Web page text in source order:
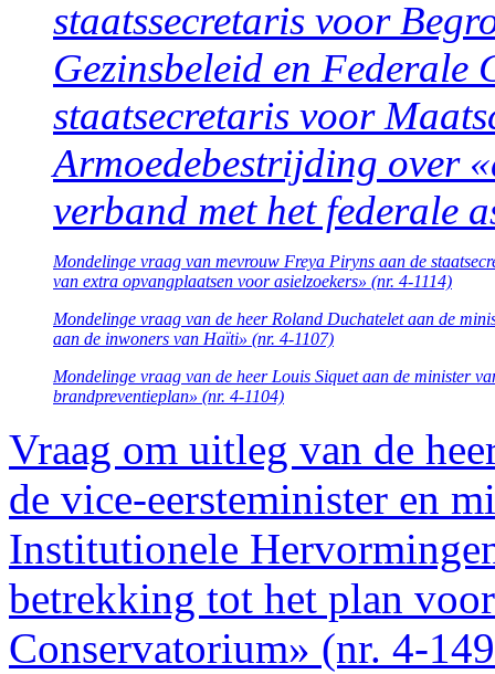
staatssecretaris voor
Gezinsbeleid en Federale
staatsecretaris voor
Armoedebestrijding over
verband met het federale
Mondelinge vraag van mevrouw Freya Piryns aan de
van extra opvangplaatsen voor asielzoekers» (nr. 4-1114)
Mondelinge vraag van de heer Roland Duchatelet aan de
aan de inwoners van Haïti» (nr. 4-1107)
Mondelinge vraag van de heer Louis Siquet aan de minister
brandpreventieplan» (nr. 4-1104)
Vraag om uitleg van de
de vice-eersteminister en
Institutionele
betrekking tot het plan
Conservatorium» (nr. 4-